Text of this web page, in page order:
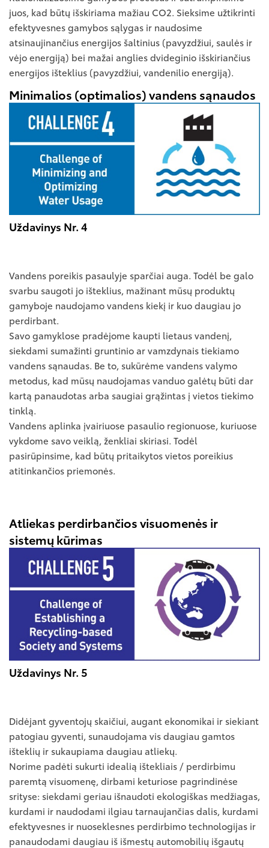
juos, kad būtų išskiriama mažiau CO2. Sieksime užtikrinti
efektyvesnes gamybos sąlygas ir naudosime
atsinaujinančius energijos šaltinius (pavyzdžiui, saulės ir
vėjo energiją) bei mažai anglies dvideginio išskiriančius
energijos išteklius (pavyzdžiui, vandenilio energiją).
Minimalios (optimalios) vandens sąnaudos
Uždavinys Nr. 4
Vandens poreikis pasaulyje sparčiai auga. Todėl be galo
svarbu saugoti jo išteklius, mažinant mūsų produktų
gamyboje naudojamo vandens kiekį ir kuo daugiau jo
perdirbant.
Savo gamyklose pradėjome kaupti lietaus vandenį,
siekdami sumažinti gruntinio ar vamzdynais tiekiamo
vandens sąnaudas. Be to, sukūrėme vandens valymo
metodus, kad mūsų naudojamas vanduo galėtų būti dar
kartą panaudotas arba saugiai grąžintas į vietos tiekimo
tinklą.
Vandens aplinka įvairiuose pasaulio regionuose, kuriuose
vykdome savo veiklą, ženkliai skiriasi. Todėl
pasirūpinsime, kad būtų pritaikytos vietos poreikius
atitinkančios priemonės.
Atliekas perdirbančios visuomenės ir
sistemų kūrimas
Uždavinys Nr. 5
Didėjant gyventojų skaičiui, augant ekonomikai ir siekiant
patogiau gyventi, sunaudojama vis daugiau gamtos
išteklių ir sukaupiama daugiau atliekų.
Norime padėti sukurti idealią ištekliais / perdirbimu
paremtą visuomenę, dirbami keturiose pagrindinėse
srityse: siekdami geriau išnaudoti ekologiškas medžiagas,
kurdami ir naudodami ilgiau tarnaujančias dalis, kurdami
efektyvesnes ir nuoseklesnes perdirbimo technologijas ir
panaudodami daugiau iš išmestų automobilių išgautų